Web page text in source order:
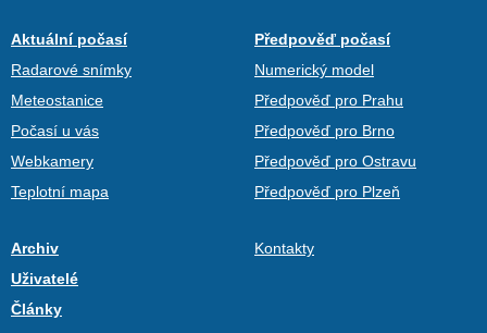
Aktuální počasí
Radarové snímky
Meteostanice
Počasí u vás
Webkamery
Teplotní mapa
Předpověď počasí
Numerický model
Předpověď pro Prahu
Předpověď pro Brno
Předpověď pro Ostravu
Předpověď pro Plzeň
Archiv
Uživatelé
Články
Kontakty